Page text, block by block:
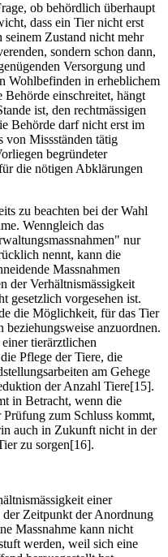
ob behördlich überhaupt
dass ein Tier nicht erst
seinem Zustand nicht mehr
sondern schon dann,
Versorgung und
Wohlbefinden in erheblichem
einschreitet, hängt
ist, den rechtmässigen
Behörde darf nicht erst im
von Missständen tätig
begründeter
die nötigen Abklärungen
zu beachten bei der Wahl
Wenngleich das
nur
nennt, kann die
Massnahmen
der Verhältnismässigkeit
gesetzlich vorgesehen ist.
die Möglichkeit, für das Tier
anzuordnen.
tierärztlichen
Pflege der Tiere, die
am Gehege
der Anzahl Tiere[15].
in Betracht, wenn die
zum Schluss kommt,
auch in Zukunft nicht in der
zu sorgen[16].
einer
der Zeitpunkt der Anordnung
Mass­nahme kann nicht
werden, weil sich eine